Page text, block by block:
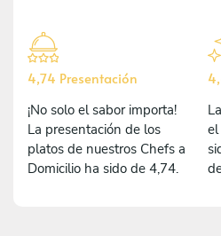
4,74 Presentación
¡No solo el sabor importa!
La presentación de los
platos de nuestros Chefs a
Domicilio ha sido de 4,74.
el